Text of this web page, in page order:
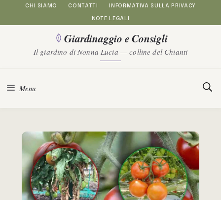
al
contenuto
CHI SIAMO CONTATTI INFORMATIVA SULLA PRIVACY
NOTE LEGALI
Giardinaggio e Consigli
Il giardino di Nonna Lucia — colline del Chianti
Menu